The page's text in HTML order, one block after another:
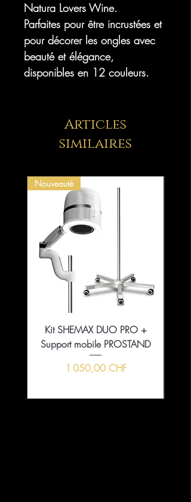
Natura Lovers Wine.
Parfaites pour être incrustées et
pour décorer les ongles avec
beauté et élégance,
disponibles en 12 couleurs.
Articles
similaires
Nouveauté
Kit SHEMAX DUO PRO +
Support mobile PROSTAND
Prix
1 050,00 CHF